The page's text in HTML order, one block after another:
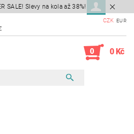
SALE! Slevy na kola až 38%!
CZK EUR
0 0 Kč